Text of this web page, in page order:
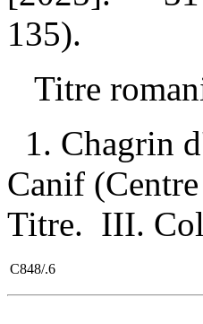
135).
Titre
1. Chagrin
Canif
Titre. III.
C848/.6